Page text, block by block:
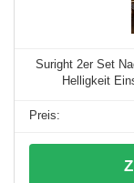
Suright 2er Set
Helligkeit